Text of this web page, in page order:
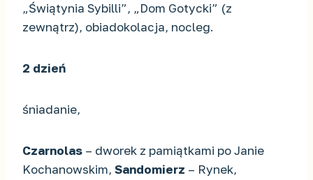
„Świątynia Sybilli”, „Dom Gotycki” (z
zewnątrz), obiadokolacja, nocleg.
2 dzień
śniadanie,
Czarnolas – dworek z pamiątkami po Janie
Kochanowskim, Sandomierz – Rynek,